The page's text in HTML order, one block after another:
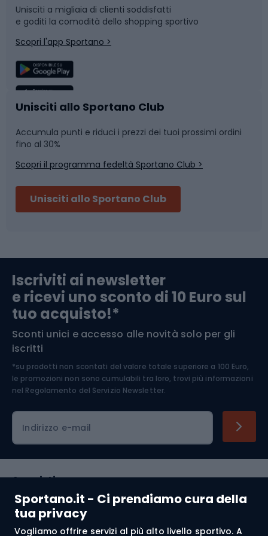
Sportano.it - Ci prendiamo cura della
tua privacy
Vogliamo offrire servizi al più alto livello sportivo. A
Corsa
Sport di squadra
Caschi da ciclismo
Skitouring
Abbigliamento da escursionismo
Snowboard
Camminata nordica
Nuoto
Pattinaggio
Componenti per biciclette
Arrampicata
Medicina dello sport
Abbigliamento ciclistico
Unisciti a migliaia di clienti soddisfatti
e goditi la comodità dello shopping sportivo
Scopri l'app Sportano >
Unisciti allo Sportano Club
Accumula punti e riduci i prezzi dei tuoi prossimi ordini
fino al 30%
Scopri il programma fedeltà Sportano Club >
Unisciti allo Sportano Club
Iscriviti ai newsletter
e ricevi uno sconto di 10 Euro sul
tuo acquisto!*
Sconti unici e accesso alle novità solo per gli
iscritti
*su prodotti non scontati del valore totale superiore a 100 Euro,
le promozioni non sono cumulabili tra loro, trovi più informazioni
nel Regolamento del Servizio Newsletter.
Indirizzo e-mail
Acquisti
Servizio clienti